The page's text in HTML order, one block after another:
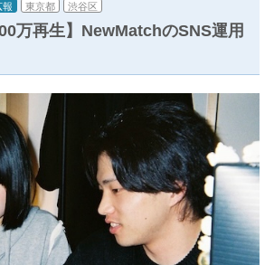
報 東京都 渋谷区
万再生】NewMatchのSNS運用